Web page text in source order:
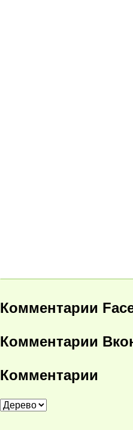
Комментарии
Комментарии
Комментарии